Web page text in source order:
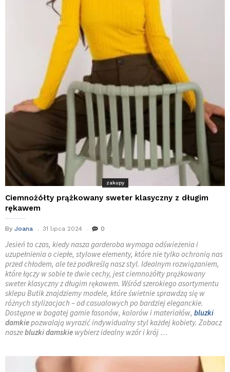
zakupy
Ciemnożółty prążkowany sweter klasyczny z długim
rękawem
By Joana 31 lipca 2024 0
Jesień to czas, kiedy nasza garderoba wymaga odświeżenia i
uzupełnienia o ciepłe, stylowe elementy, które nie tylko ochronią nas
przed chłodem, ale też podkreślą nasz styl. Idealnym rozwiązaniem,
które łączy w sobie te dwie cechy, jest ciemnożółty prążkowany
sweter klasyczny z długim rękawem. Wśród szerokiego asortymentu
sklepu Butik znajdziemy modele, które świetnie sprawdzą się w
różnych stylizacjach – od casualowych po bardziej eleganckie.
Dostępne w bogatej gamie fasonów, kolorów i materiałów, bluzki
damkiepozwalają wyrazić indywidualny styl każdej kobiety. Zobacz
naszebluzki damskie wybierz idealny wzór i krój …